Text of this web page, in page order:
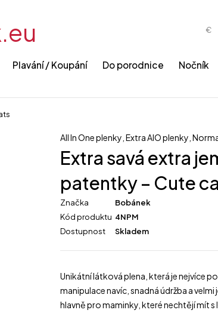
€
Plavání / Koupání Do porodnice Nočník
All In One plenky ,Extra AIO plenky ,
Extra savá extra
patentky – Cute
Značka
Bobánek
Kód produktu 4NPM
Dostupnost
Skladem
Unikátní látková plena, která je nejvíce
manipulace navíc, snadná údržba a
hlavně pro maminky, které nechtějí mít